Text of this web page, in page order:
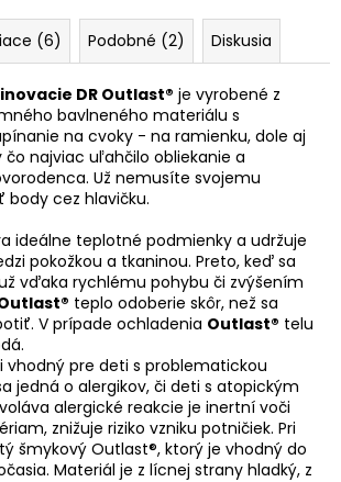
(6) Podobné (2) Diskusia
DR Outlast® je vyrobené z
bavlneného materiálu s
na cvoky - na ramienku, dole aj
čo najviac uľahčilo obliekanie a
Už nemusíte svojemu
body cez hlavičku.
ideálne teplotné podmienky a udržuje
pokožkou a tkaninou. Preto, keď sa
vďaka rychlému pohybu či zvýšením
teplo odoberie skôr, než sa
V prípade ochladenia Outlast® telu
vhodný pre deti s problematickou
jedná o alergikov, či deti s atopickým
alergické reakcie je inertní voči
znižuje riziko vzniku potničiek. Pri
šmykový Outlast®, ktorý je vhodný do
Materiál je z lícnej strany hladký, z